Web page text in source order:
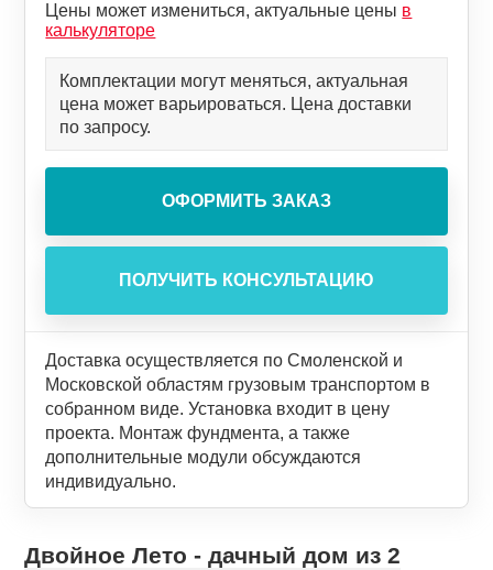
Цены может измениться, актуальные цены в
калькуляторе
Комплектации могут меняться, актуальная
цена может варьироваться. Цена доставки
по запросу.
Доставка осуществляется по Смоленской и
Московской областям грузовым транспортом в
собранном виде. Установка входит в цену
проекта. Монтаж фундмента, а также
дополнительные модули обсуждаются
индивидуально.
Двойное Лето - дачный дом из 2